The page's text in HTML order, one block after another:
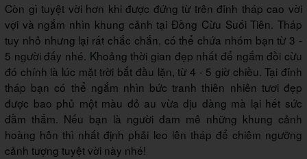
Còn gì tuyệt vời hơn khi được đứng từ trên đỉnh tháp cao vời
vợi và ngắm nhìn khung cảnh tại Đồng Cừu Suối Tiên. Tháp
tuy nhỏ nhưng lại rất chắc chắn, có thể chứa nhóm bạn từ 3 -
5 người đấy nhé. Khoảng thời gian đẹp nhất để ngắm đồi cừu
đó chính là lúc mặt trời bắt đầu lặn, từ 4 - 5 giờ chiều. Tại đỉnh
tháp bạn có thể ngắm nhìn bức tranh thiên nhiên tươi đẹp
được bao phủ một màu đỏ au vừa dịu dàng mà lại hết sức
đằm thắm. Nếu bạn là người đam mê những khung cảnh
hoàng hôn thì nhất định phải leo lên tháp để chiêm ngưỡng
cảnh tượng tuyệt vời này nhé!